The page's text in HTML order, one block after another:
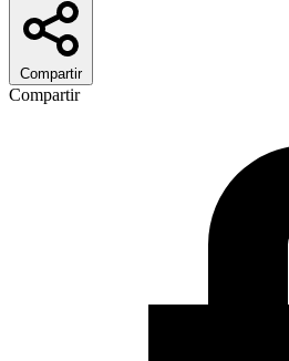
Compartir
Compartir